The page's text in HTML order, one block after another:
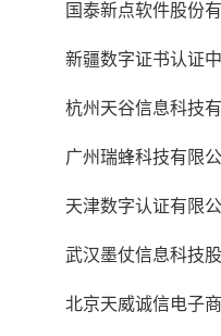
国泰新点软件股份
新疆数字证书认证
杭州天谷信息科技
广州瑞蜂科技有限
天津数字认证有限
武汉墨仗信息科技
北京天威诚信电子